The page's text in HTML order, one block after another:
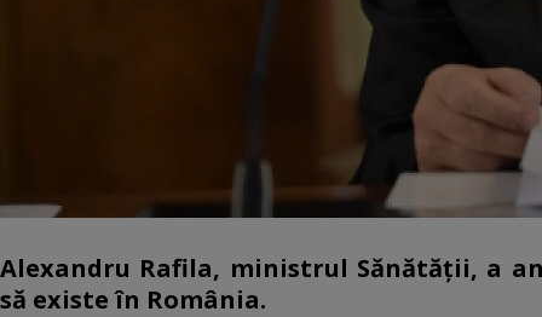
Alexandru Rafila, ministrul Sănătății, a
să existe în România.